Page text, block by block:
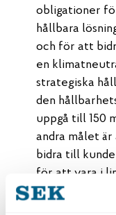
obligationer
hållbara
och för att
en
strategiska
den
uppgå till 150
andra målet är
bidra till
för att vara i
gradersmål.